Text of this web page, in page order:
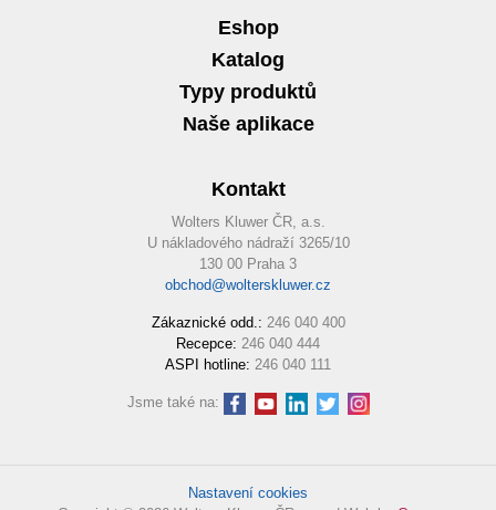
Eshop
Katalog
Typy produktů
Naše aplikace
Kontakt
Wolters Kluwer ČR, a.s.
U nákladového nádraží 3265/10
130 00 Praha 3
obchod@wolterskluwer.cz
Zákaznické odd.: 246 040 400
Recepce: 246 040 444
ASPI hotline: 246 040 111
Jsme také na:
Nastavení cookies